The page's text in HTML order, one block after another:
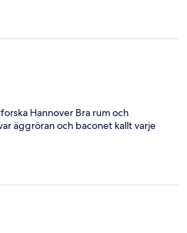
Hannover Bra rum och
äggröran och baconet kallt varje